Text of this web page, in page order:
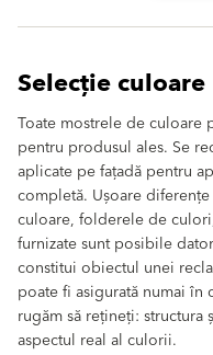
Selecție culoare
Toate mostrele de culoare
pentru produsul ales. Se
aplicate pe fațadă pentru
completă. Ușoare
culoare, folderele de
furnizate sunt posibile
constitui obiectul unei
poate fi asigurată numai
rugăm să rețineți: structura
aspectul real al culorii.